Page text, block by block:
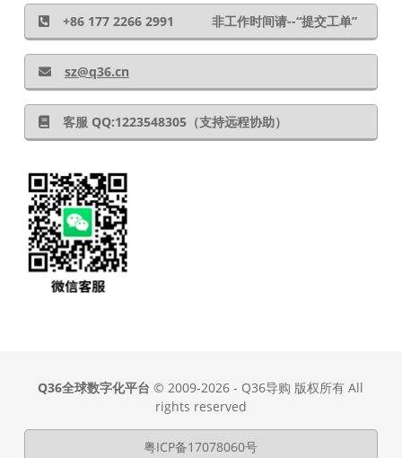
+86 177 2266 2991 非工作时间请--“提交工单”
sz@q36.cn
客服 QQ:1223548305（支持远程协助）
Q36全球数字化平台 © 2009-2026 - Q36导购 版权所有 All
rights reserved
粤ICP备17078060号